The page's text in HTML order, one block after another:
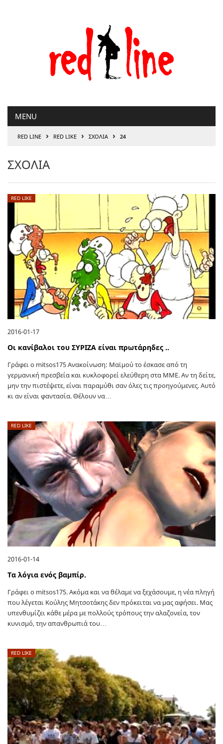
MENU
RED LINE › RED LIKE › ΣΧΟΛΙΑ › 24
ΣΧΟΛΙΑ
RED LIKE
2016-01-17
Οι κανίβαλοι του ΣΥΡΙΖΑ είναι πρωτάρηδες ..
Γράφει ο mitsos175 Ανακοίνωση: Μαϊμού το έσκασε από τη
γερμανική πρεσβεία και κυκλοφορεί ελεύθερη στα ΜΜΕ. Αν τη δείτε,
μην την πιστέψετε, είναι παραμύθι σαν όλες τις προηγούμενες. Αυτό
κι αν είναι φαντασία. Θέλουν να…
RED LIKE
2016-01-14
Τα λόγια ενός βαμπίρ.
Γράφει ο mitsos175. Ακόμα και να θέλαμε να ξεχάσουμε, η νέα πληγή
που λέγεται Κούλης Μητσοτάκης δεν πρόκειται να μας αφήσει. Μας
υπενθυμίζει κάθε μέρα με πολλούς τρόπους την αλαζονεία, τον
κυνισμό, την απανθρωπιά του…
RED LIKE